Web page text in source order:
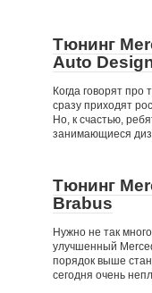
Тюнинг
Auto
Когда говорят
сразу приходят
Но, к счастью,
занимающиеся
Тюнинг
Brabus
Нужно не так
улучшенный
порядок выше
сегодня очень